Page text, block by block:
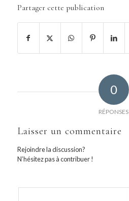
Partager cette publication
0
RÉPONSES
Laisser un commentaire
Rejoindre la discussion?
N’hésitez pas à contribuer !